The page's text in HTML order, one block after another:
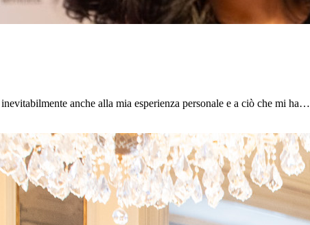
anche alla mia esperienza personale e a ciò che mi ha…